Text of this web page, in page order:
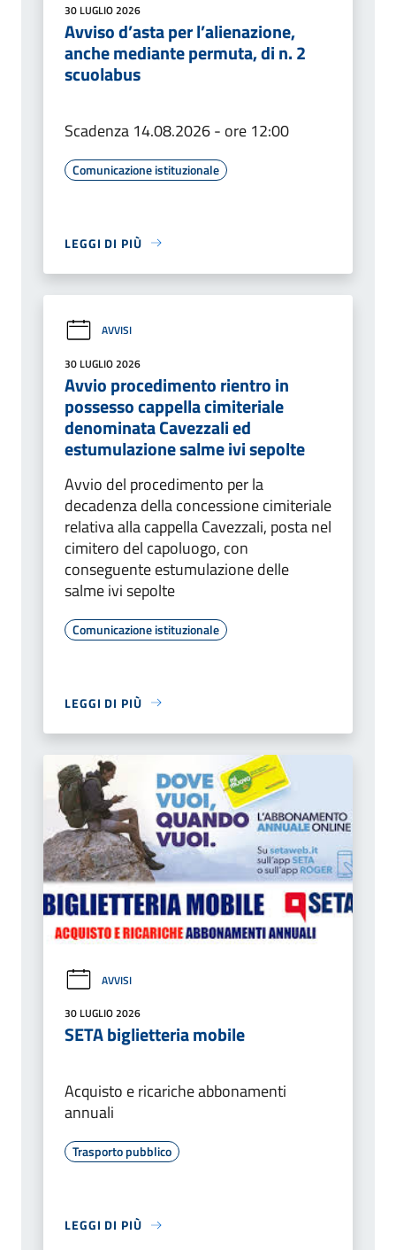
30 LUGLIO 2026
Avviso d’asta per l’alienazione,
anche mediante permuta, di n. 2
scuolabus
Scadenza 14.08.2026 - ore 12:00
Comunicazione istituzionale
LEGGI DI PIÙ
AVVISI
30 LUGLIO 2026
Avvio procedimento rientro in
possesso cappella cimiteriale
denominata Cavezzali ed
estumulazione salme ivi sepolte
Avvio del procedimento per la
decadenza della concessione cimiteriale
relativa alla cappella Cavezzali, posta nel
cimitero del capoluogo, con
conseguente estumulazione delle
salme ivi sepolte
Comunicazione istituzionale
LEGGI DI PIÙ
AVVISI
30 LUGLIO 2026
SETA biglietteria mobile
Acquisto e ricariche abbonamenti
annuali
Trasporto pubblico
LEGGI DI PIÙ